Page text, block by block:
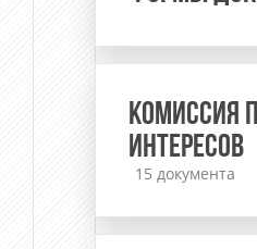
КОМИССИЯ
ИНТЕРЕСОВ
15 документа